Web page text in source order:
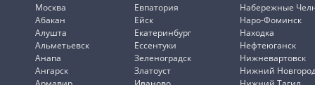
Москва
Абакан
Алушта
Альметьевск
Анапа
Ангарск
Евпатория
Ейск
Екатеринбург
Ессентуки
Зеленоградск
Златоуст
Набережные
Наро-Фоминск
Находка
Нефтеюганск
Нижневартовск
Нижний